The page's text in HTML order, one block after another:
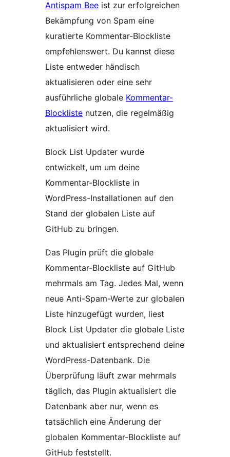
Antispam Bee ist zur erfolgreichen
Bekämpfung von Spam eine
kuratierte Kommentar-Blockliste
empfehlenswert. Du kannst diese
Liste entweder händisch
aktualisieren oder eine sehr
ausführliche globale Kommentar-
Blockliste nutzen, die regelmäßig
aktualisiert wird.
Block List Updater wurde
entwickelt, um um deine
Kommentar-Blockliste in
WordPress-Installationen auf den
Stand der globalen Liste auf
GitHub zu bringen.
Das Plugin prüft die globale
Kommentar-Blockliste auf GitHub
mehrmals am Tag. Jedes Mal, wenn
neue Anti-Spam-Werte zur globalen
Liste hinzugefügt wurden, liest
Block List Updater die globale Liste
und aktualisiert entsprechend deine
WordPress-Datenbank. Die
Überprüfung läuft zwar mehrmals
täglich, das Plugin aktualisiert die
Datenbank aber nur, wenn es
tatsächlich eine Änderung der
globalen Kommentar-Blockliste auf
GitHub feststellt.